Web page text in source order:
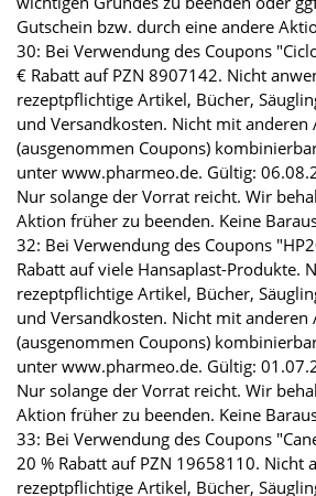
Gutschein bzw. durch eine andere
30: Bei Verwendung des Coupons
€ Rabatt auf PZN 8907142. Nicht
rezeptpflichtige Artikel, Bücher,
und Versandkosten. Nicht mit
(ausgenommen Coupons)
unter www.pharmeo.de. Gültig:
Nur solange der Vorrat reicht. Wir
Aktion früher zu beenden. Keine
32: Bei Verwendung des Coupons
Rabatt auf viele Hansaplast-Produkte.
rezeptpflichtige Artikel, Bücher,
und Versandkosten. Nicht mit
(ausgenommen Coupons)
unter www.pharmeo.de. Gültig:
Nur solange der Vorrat reicht. Wir
Aktion früher zu beenden. Keine
33: Bei Verwendung des Coupons
20 % Rabatt auf PZN 19658110. Nicht
rezeptpflichtige Artikel, Bücher,